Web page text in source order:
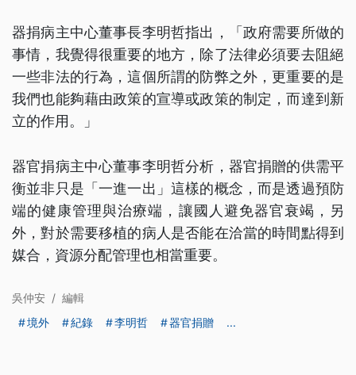
器捐病主中心董事長李明哲指出，「政府需要所做的
事情，我覺得很重要的地方，除了法律必須要去阻絕
一些非法的行為，這個所謂的防弊之外，更重要的是
我們也能夠藉由政策的宣導或政策的制定，而達到新
立的作用。」
器官捐病主中心董事李明哲分析，器官捐贈的供需平
衡並非只是「一進一出」這樣的概念，而是透過預防
端的健康管理與治療端，讓國人避免器官衰竭，另
外，對於需要移植的病人是否能在洽當的時間點得到
媒合，資源分配管理也相當重要。
吳仲安 / 編輯
境外
紀錄 李明哲 器官捐贈 ...